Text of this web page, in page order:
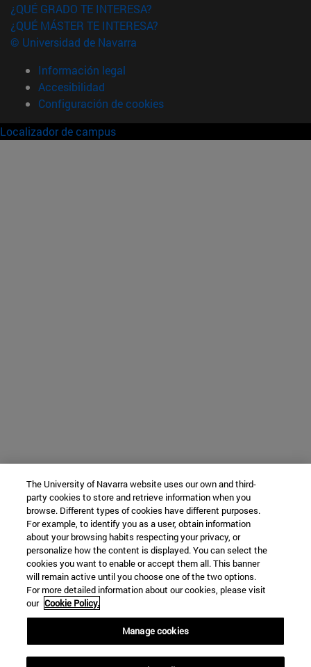
¿QUÉ GRADO TE INTERESA?
¿QUÉ MÁSTER TE INTERESA?
© Universidad de Navarra
Información legal
Accesibilidad
Configuración de cookies
Localizador de campus
The University of Navarra website uses our own and third-
party cookies to store and retrieve information when you
browse. Different types of cookies have different purposes.
For example, to identify you as a user, obtain information
about your browsing habits respecting your privacy, or
personalize how the content is displayed. You can select the
cookies you want to enable or accept them all. This banner
will remain active until you choose one of the two options.
For more detailed information about our cookies, please visit
our Cookie Policy.
Manage cookies